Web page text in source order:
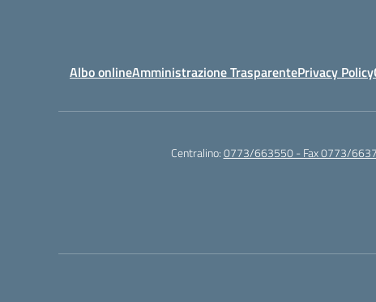
Albo onlineAmministrazione TrasparentePrivacy Policy
Centralino:0773/663550 - Fax 0773/